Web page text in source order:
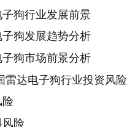
狗行业发展前景
狗发展趋势分析
狗市场前景分析
雷达电子狗行业投资风
险